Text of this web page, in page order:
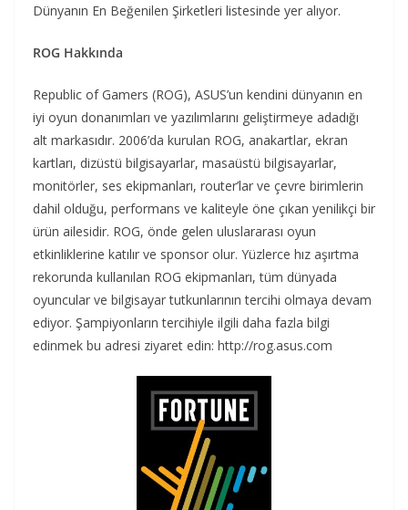
Dünyanın En Beğenilen Şirketleri listesinde yer alıyor.
ROG Hakkında
Republic of Gamers (ROG), ASUS’un kendini dünyanın en
iyi oyun donanımları ve yazılımlarını geliştirmeye adadığı
alt markasıdır. 2006’da kurulan ROG, anakartlar, ekran
kartları, dizüstü bilgisayarlar, masaüstü bilgisayarlar,
monitörler, ses ekipmanları, router’lar ve çevre birimlerin
dahil olduğu, performans ve kaliteyle öne çıkan yenilikçi bir
ürün ailesidir. ROG, önde gelen uluslararası oyun
etkinliklerine katılır ve sponsor olur. Yüzlerce hız aşırtma
rekorunda kullanılan ROG ekipmanları, tüm dünyada
oyuncular ve bilgisayar tutkunlarının tercihi olmaya devam
ediyor. Şampiyonların tercihiyle ilgili daha fazla bilgi
edinmek bu adresi ziyaret edin: http://rog.asus.com